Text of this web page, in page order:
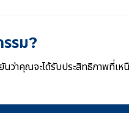
รม?
ว่าคุณจะได้รับประสิทธิภาพที่เห